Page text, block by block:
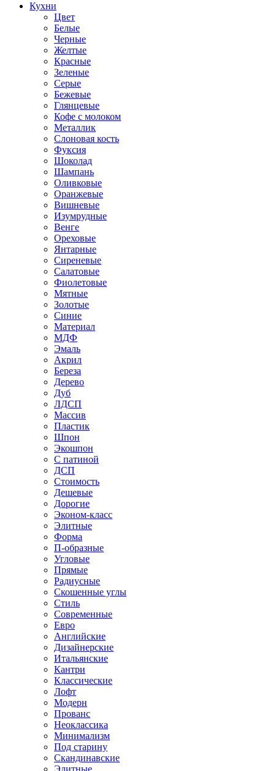
Кухни
Цвет
Белые
Черные
Желтые
Красные
Зеленые
Серые
Бежевые
Глянцевые
Кофе с молоком
Металлик
Слоновая кость
Фуксия
Шоколад
Шампань
Оливковые
Оранжевые
Вишневые
Изумрудные
Венге
Ореховые
Янтарные
Сиреневые
Салатовые
Фиолетовые
Мятные
Золотые
Синие
Материал
МДФ
Эмаль
Акрил
Береза
Дерево
Дуб
ЛДСП
Массив
Пластик
Шпон
Экошпон
С патиной
ДСП
Стоимость
Дешевые
Дорогие
Эконом-класс
Элитные
Форма
П-образные
Угловые
Прямые
Радиусные
Скошенные углы
Стиль
Современные
Евро
Английские
Дизайнерские
Итальянские
Кантри
Классические
Лофт
Модерн
Прованс
Неоклассика
Минимализм
Под старину
Скандинавские
Элитные